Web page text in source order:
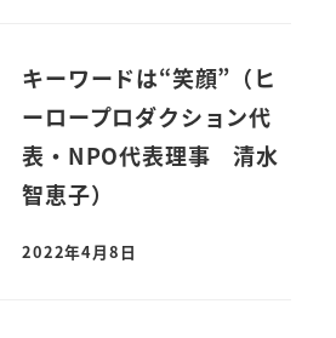
キーワードは“笑顔”（ヒ
ーロープロダクション代
表・NPO代表理事 清水
智恵子）
2022年4月8日